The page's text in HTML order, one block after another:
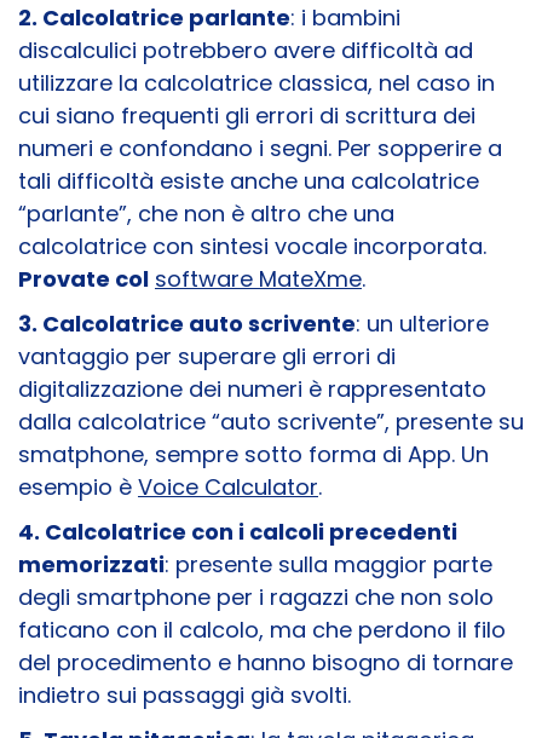
2. Calcolatrice parlante: i bambini
discalculici potrebbero avere difficoltà ad
utilizzare la calcolatrice classica, nel caso in
cui siano frequenti gli errori di scrittura dei
numeri e confondano i segni. Per sopperire a
tali difficoltà esiste anche una calcolatrice
“parlante”, che non è altro che una
calcolatrice con sintesi vocale incorporata.
Provate col software MateXme.
3. Calcolatrice auto scrivente: un ulteriore
vantaggio per superare gli errori di
digitalizzazione dei numeri è rappresentato
dalla calcolatrice “auto scrivente”, presente su
smatphone, sempre sotto forma di App. Un
esempio è Voice Calculator.
4. Calcolatrice con i calcoli precedenti
memorizzati: presente sulla maggior parte
degli smartphone per i ragazzi che non solo
faticano con il calcolo, ma che perdono il filo
del procedimento e hanno bisogno di tornare
indietro sui passaggi già svolti.